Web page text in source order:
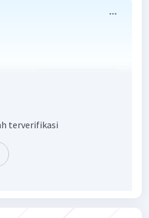
terverifikasi